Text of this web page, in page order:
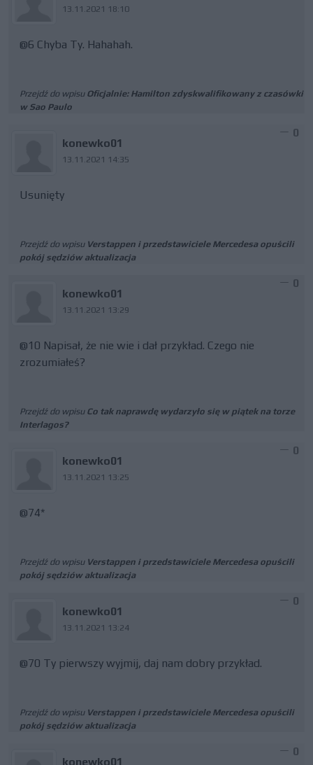
13.11.2021 18:10
@6 Chyba Ty. Hahahah.
Przejdź do wpisu Oficjalnie: Hamilton zdyskwalifikowany z czasówki
w Sao Paulo
konewko01
13.11.2021 14:35
0
Usunięty
Przejdź do wpisu Verstappen i przedstawiciele Mercedesa opuścili
pokój sędziów aktualizacja
konewko01
13.11.2021 13:29
0
@10 Napisał, że nie wie i dał przykład. Czego nie
zrozumiałeś?
Przejdź do wpisu Co tak naprawdę wydarzyło się w piątek na torze
Interlagos?
konewko01
13.11.2021 13:25
0
@74*
Przejdź do wpisu Verstappen i przedstawiciele Mercedesa opuścili
pokój sędziów aktualizacja
konewko01
13.11.2021 13:24
0
@70 Ty pierwszy wyjmij, daj nam dobry przykład.
Przejdź do wpisu Verstappen i przedstawiciele Mercedesa opuścili
pokój sędziów aktualizacja
konewko01
0